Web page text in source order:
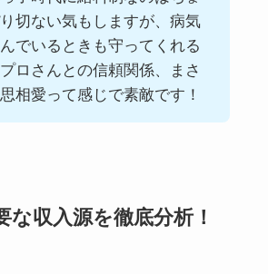
切ない気もしますが、病気
でいるときも守ってくれる
ロさんとの信頼関係、まさ
相愛って感じで素敵です！
な収入源を徹底分析！